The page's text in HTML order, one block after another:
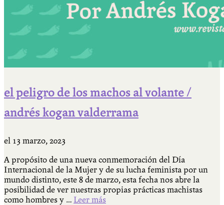
el peligro de los machos al volante /
andrés kogan valderrama
el 13 marzo, 2023
A propósito de una nueva conmemoración del Día
Internacional de la Mujer y de su lucha feminista por un
mundo distinto, este 8 de marzo, esta fecha nos abre la
posibilidad de ver nuestras propias prácticas machistas
como hombres y … Leer más